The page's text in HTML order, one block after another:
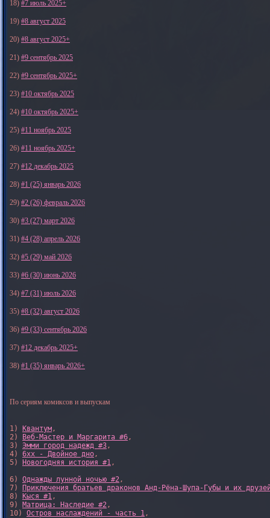
18) #7 июль 2025+
19) #8 август 2025
20) #8 август 2025+
21) #9 сентябрь 2025
22) #9 сентябрь 2025+
23) #10 октябрь 2025
24) #10 октябрь 2025+
25) #11 ноябрь 2025
26) #11 ноябрь 2025+
27) #12 декабрь 2025
28) #1 (25) январь 2026
29) #2 (26) февраль 2026
30) #3 (27) март 2026
31) #4 (28) апрель 2026
32) #5 (29) май 2026
33) #6 (30) июнь 2026
34) #7 (31) июль 2026
35) #8 (32) август 2026
36) #9 (33) сентябрь 2026
37) #12 декабрь 2025+
38) #1 (35) январь 2026+
По сериям комиксов и выпускам
1) Квантум ,
2) Веб-Мастер и Маргарита #6 ,
3) Эмми город надежд #3 ,
4) 6xx - Двойное дно ,
5) Новогодняя история #1 ,
6) Однажды лунной ночью #2 ,
7) Приключения братьев драконов Анд-Рёна-Шупа-Губы и их
8) Кыся #1 ,
9) Матрица: Наследие #2 ,
10) Остров наслаждений - часть 1 ,